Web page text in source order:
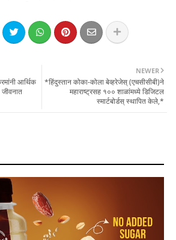
NEWER
*हिंदुस्‍तान कोका-कोला बेव्‍हरेजेस् (एचसीसीबी)ने
महाराष्‍ट्रसह १०० शाळांमध्‍ये डिजिटल
स्‍मार्टबोर्डस् स्‍थापित केले,*
आर्थिक
जीवनात